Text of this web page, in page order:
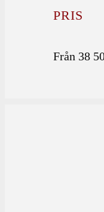
PRIS
Från 38